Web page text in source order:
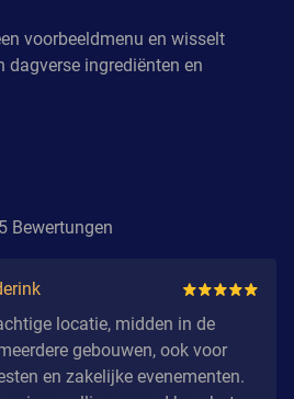
voorbeeldmenu en wisselt
ingrediënten en
Bewertungen
locatie, midden in de
gebouwen, ook voor
en zakelijke evenementen.